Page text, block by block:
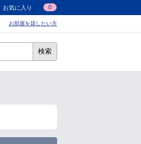
お気に入り 0
お部屋を貸したい方
検索